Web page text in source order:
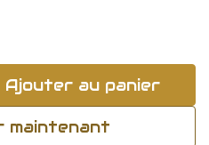
Ajouter au panier
maintenant